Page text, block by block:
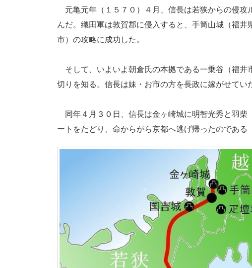
元亀元年（１５７０）４月、信長は若狭からの侵攻
んだ。織田軍は敦賀郡に侵入すると、手筒山城（福
市）の攻略に成功した。
そして、いよいよ朝倉氏の本拠である一乗谷（福井
切りを知る。信長は妹・お市の方を長政に嫁がせてい
同年４月３０日、信長は金ヶ崎城に明智光秀と羽柴
ートをたどり、命からがら京都へ逃げ帰ったのである